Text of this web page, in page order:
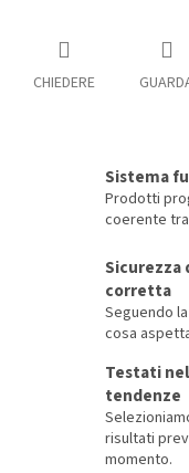
CHIEDERE
Sistema
Prodotti
coerente
Sicurezza
corretta
Seguendo
cosa
Testati
tendenze
risultati
momento.